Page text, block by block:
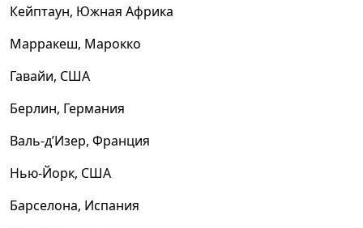
Кейптаун, Южная Африка
Марракеш, Марокко
Гавайи, США
Берлин, Германия
Валь-д’Изер, Франция
Нью-Йорк, США
Барселона, Испания